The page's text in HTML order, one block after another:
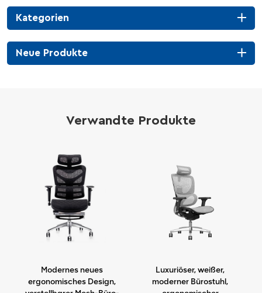
Kategorien
Neue Produkte
Verwandte Produkte
Modernes neues
ergonomisches Design,
Luxuriöser, weißer,
moderner Bürostuhl,